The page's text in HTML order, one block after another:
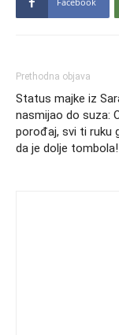
Prethodna objava
Status majke iz
nasmijao do suza:
porođaj, svi ti ruku
da je dolje tombola!